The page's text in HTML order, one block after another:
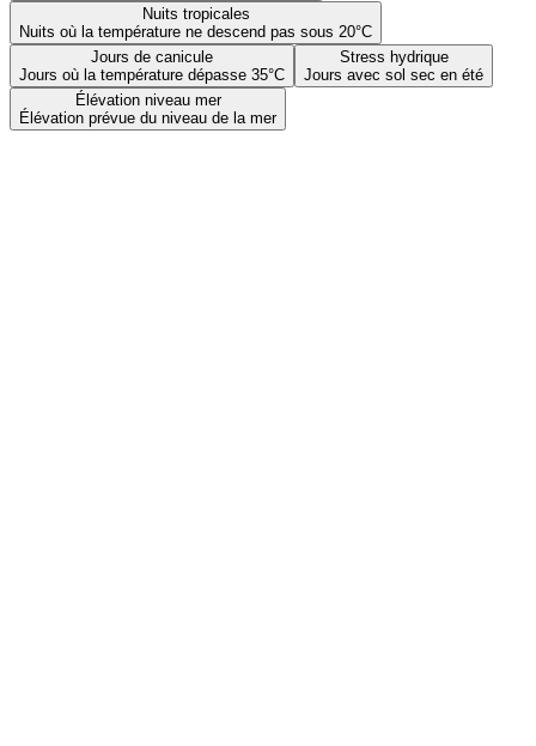
Nuits tropicales
Nuits où la température ne descend pas sous 20°C
Jours de canicule
Jours où la température dépasse 35°C
Stress hydrique
Jours avec sol sec en été
Élévation niveau mer
Élévation prévue du niveau de la mer